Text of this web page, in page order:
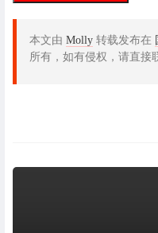
本文由 Molly 转载发布在
所有，如有侵权，请直接